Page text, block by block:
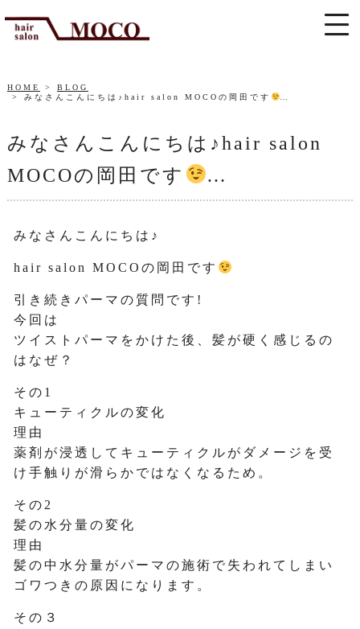
HOME
BLOG
みなさんこんにちは♪hair salon MOCOの岡田です
みなさんこんにちは♪hair salon
MOCOの岡田です
…
みなさんこんにちは♪
hair salon MOCOの岡田です
引き続きパーマの質問です!
今回は
ツイストパーマをかけた後、髪が硬く感じるの
はなぜ？
その1
キューティクルの変化
理由
薬剤が浸透してキューティクルがダメージを受
け手触りが滑らかではなくなるため。
その2
髪の水分量の変化
理由
髪の中水分量がパーマの施術で失われてしまい
ゴワつきの原因になります。
その３